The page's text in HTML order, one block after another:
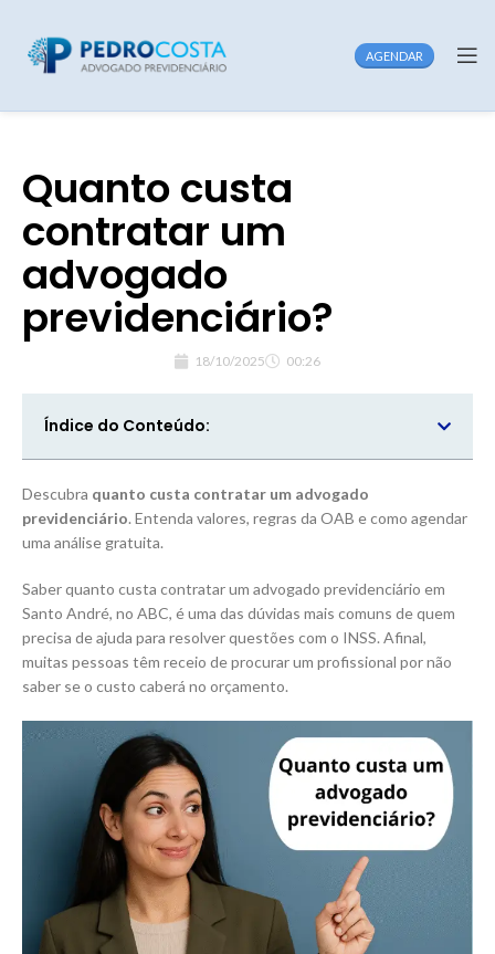
AGENDAR
Quanto custa
contratar um
advogado
previdenciário?
18/10/2025 00:26
Índice do Conteúdo:
Descubra quanto custa contratar um advogado
previdenciário. Entenda valores, regras da OAB e como agendar
uma análise gratuita.
Saber quanto custa contratar um advogado previdenciário em
Santo André, no ABC, é uma das dúvidas mais comuns de quem
precisa de ajuda para resolver questões com o INSS. Afinal,
muitas pessoas têm receio de procurar um profissional por não
saber se o custo caberá no orçamento.